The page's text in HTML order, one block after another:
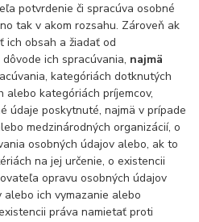
potvrdenie či spracúva osobné
tak v akom rozsahu. Zároveň ak
ich obsah a žiadať od
ich spracúvania, najmä
kategóriách dotknutých
alebo kategóriách príjemcov,
údaje poskytnuté, najmä v prípade
medzinárodných organizácií, o
osobných údajov alebo, ak to
na jej určenie, o existencii
opravu osobných údajov
ich vymazanie alebo
práva namietať proti